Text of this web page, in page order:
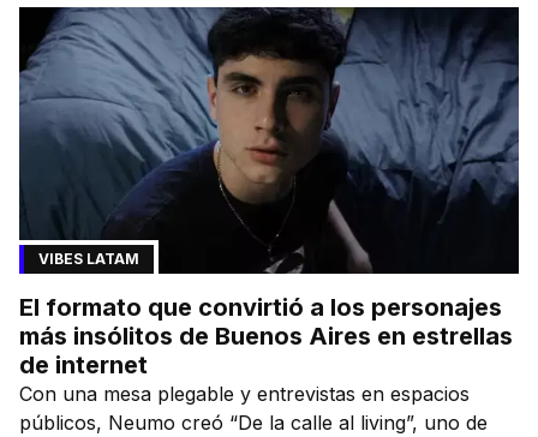
VIBES LATAM
El formato que convirtió a los personajes
más insólitos de Buenos Aires en estrellas
de internet
Con una mesa plegable y entrevistas en espacios
públicos, Neumo creó “De la calle al living”, uno de